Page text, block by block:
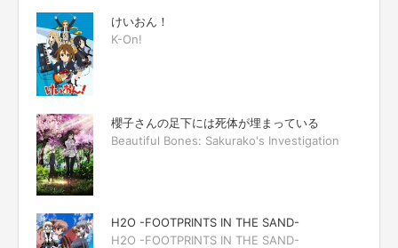
けいおん！
K-On!
櫻子さんの足下には死体が埋まっている
Beautiful Bones: Sakurako's Investigation
H2O -FOOTPRINTS IN THE SAND-
H2O -FOOTPRINTS IN THE SAND-